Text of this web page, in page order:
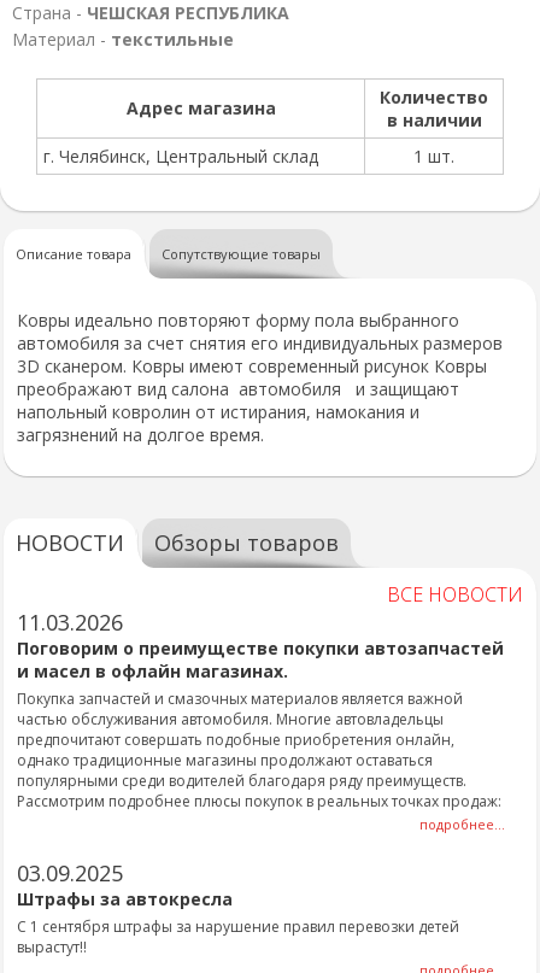
Страна - ЧЕШСКАЯ РЕСПУБЛИКА
Материал - текстильные
Адрес магазина
Количество
в наличии
г. Челябинск, Центральный склад
1 шт.
Описание товара Сопутствующие товары
Ковры идеально повторяют форму пола выбранного
автомобиля за счет снятия его индивидуальных размеров
3D сканером. Ковры имеют современный рисунок Ковры
преображают вид салона автомобиля и защищают
напольный ковролин от истирания, намокания и
загрязнений на долгое время.
НОВОСТИ Обзоры товаров
ВСЕ НОВОСТИ
11.03.2026
Поговорим о преимуществе покупки автозапчастей
и масел в офлайн магазинах.
Покупка запчастей и смазочных материалов является важной
частью обслуживания автомобиля. Многие автовладельцы
предпочитают совершать подобные приобретения онлайн,
однако традиционные магазины продолжают оставаться
популярными среди водителей благодаря ряду преимуществ.
Рассмотрим подробнее плюсы покупок в реальных точках продаж:
подробнее...
03.09.2025
Штрафы за автокресла
С 1 сентября штрафы за нарушение правил перевозки детей
вырастут!!